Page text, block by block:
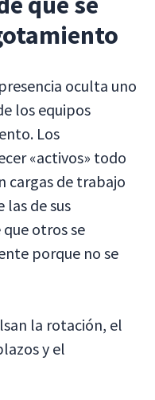
oculta uno
los equipos
Los
«activos» todo
cargas de trabajo
las de sus
otros se
porque no se
la rotación, el
y el